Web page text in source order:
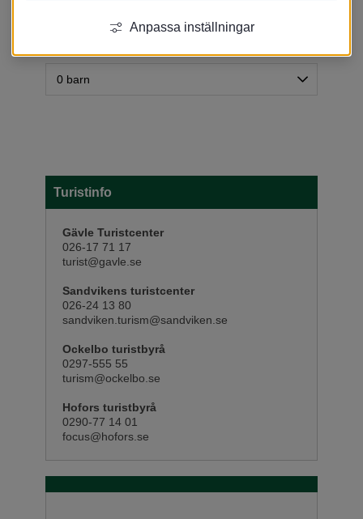
Turistinfo
Gävle Turistcenter
026-17 71 17
turist@gavle.se
Sandvikens turistcenter
026-24 13 80
sandviken.turism@sandviken.se
Ockelbo turistbyrå
0297-555 55
turism@ockelbo.se
Hofors turistbyrå
0290-77 14 01
focus@hofors.se
Anpassa inställningar